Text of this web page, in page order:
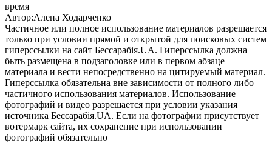
время
Автор:Алена Ходарченко
Частичное или полное использование материалов разрешается
только при условии прямой и открытой для поисковых систем
гиперссылки на сайт Бессарабія.UA. Гиперссылка должна
быть размещена в подзаголовке или в первом абзаце
материала и вести непосредственно на цитируемый материал.
Гиперссылка обязательна вне зависимости от полного либо
частичного использования материалов. Использование
фотографий и видео разрешается при условии указания
источника Бессарабія.UA. Если на фотографии присутствует
вотермарк сайта, их сохранение при использовании
фотографий обязательно